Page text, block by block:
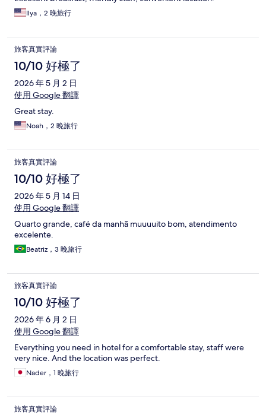
Ilya，2 晚旅行
旅客真實評論
10/10 好極了
2026 年 5 月 2 日
使用 Google 翻譯
Great stay.
Noah，2 晚旅行
旅客真實評論
10/10 好極了
2026 年 5 月 14 日
使用 Google 翻譯
Quarto grande, café da manhã muuuuito bom, atendimento
excelente.
Beatriz，3 晚旅行
旅客真實評論
10/10 好極了
2026 年 6 月 2 日
使用 Google 翻譯
Everything you need in hotel for a comfortable stay, staff were
very nice. And the location was perfect.
Nader，1 晚旅行
旅客真實評論